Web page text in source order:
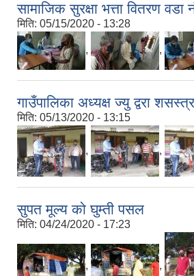
सामाजिक सुरक्षा भत्ता वितरण वडा
मिति: 05/15/2020 - 13:28
, ,
गाउँपालिका अध्यक्ष ज्यु द्वरा
मिति: 05/13/2020 - 13:15
, ,
सुपत मूल्य को घुम्ती पसल
मिति: 04/24/2020 - 17:23
, ,